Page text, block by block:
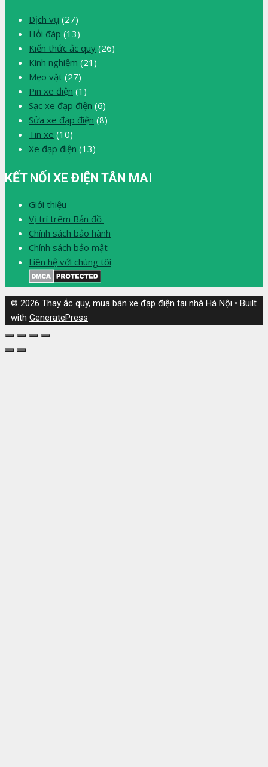
Dịch vụ (27)
Hỏi đáp (13)
Kiến thức ắc quy (26)
Kinh nghiệm (21)
Mẹo vặt (27)
Pin xe điện (1)
Sạc xe đạp điện (6)
Sửa xe đạp điện (8)
Tin xe (10)
Xe đạp điện (13)
KẾT NỐI XE ĐIỆN TÂN MAI
Giới thiệu
Vị trí trêm Bản đồ
Chính sách bảo hành
Chính sách bảo mật
Liên hệ với chúng tôi
© 2026 Thay ắc quy, mua bán xe đạp điện tại nhà Hà Nội • Built
with GeneratePress